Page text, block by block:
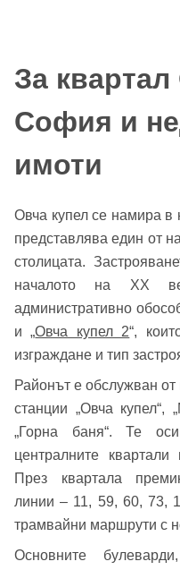
За
София и
имоти
Овча купел се намира в
представлява един от
столицата.
началото на XX
административно
и „Овча купел 2“,
изграждане и тип
Районът е обслужван
станции „Овча купел“,
„Горна баня“. Те
централните
През квартала
линии – 11, 59, 60, 73,
трамвайни маршрути с
Основните